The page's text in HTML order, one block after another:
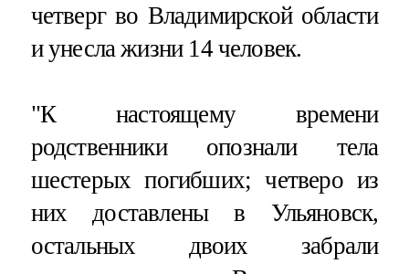
четверг во Владимирской области
и унесла жизни 14 человек.
"К настоящему времени
родственники опознали тела
шестерых погибших; четверо из
них доставлены в Ульяновск,
остальных двоих забрали